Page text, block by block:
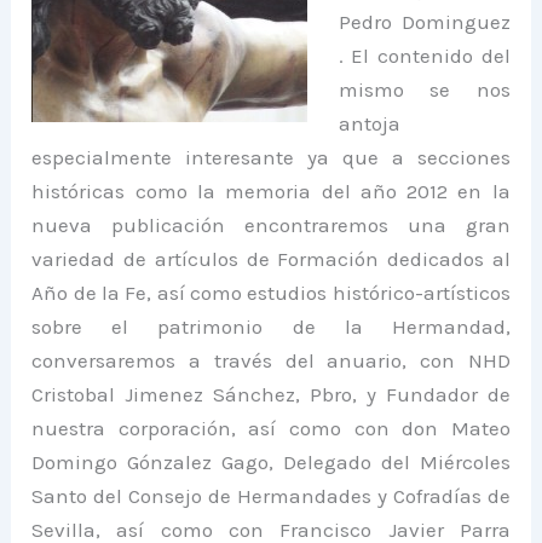
Pedro Dominguez
. El contenido del
mismo se nos
antoja
especialmente interesante ya que a secciones
históricas como la memoria del año 2012 en la
nueva publicación encontraremos una gran
variedad de artículos de Formación dedicados al
Año de la Fe, así como estudios histórico-artísticos
sobre el patrimonio de la Hermandad,
conversaremos a través del anuario, con NHD
Cristobal Jimenez Sánchez, Pbro, y Fundador de
nuestra corporación, así como con don Mateo
Domingo Gónzalez Gago, Delegado del Miércoles
Santo del Consejo de Hermandades y Cofradías de
Sevilla, así como con Francisco Javier Parra